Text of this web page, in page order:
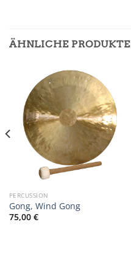
ÄHNLICHE PRODUKTE
PERCUSSION
Gong, Wind Gong
75,00 €